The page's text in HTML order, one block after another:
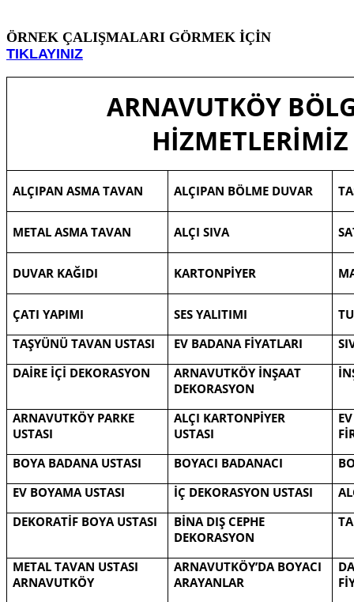
ÖRNEK ÇALIŞMALARI GÖRMEK İÇİN
TIKLAYINIZ
ARNAVUTKÖY
HİZMETLERİMİZ
ALÇIPAN ASMA TAVAN ALÇIPAN BÖLME DUVAR
METAL ASMA TAVAN ALÇI SIVA
DUVAR KAĞIDI KARTONPİYER
ÇATI YAPIMI SES YALITIMI
TAŞYÜNÜ TAVAN USTASI
EV BADANA FİYATLARI
DAİRE İÇİ DEKORASYON
ARNAVUTKÖY İNŞAAT
DEKORASYON
ARNAVUTKÖY PARKE
USTASI
ALÇI KARTONPİYER
USTASI
BOYA BADANA USTASI
BOYACI BADANACI
EV BOYAMA USTASI
İÇ DEKORASYON USTASI
DEKORATİF BOYA USTASI
BİNA DIŞ CEPHE
DEKORASYON
METAL TAVAN USTASI
ARNAVUTKÖY
ARNAVUTKÖY’DA BOYACI
ARAYANLAR